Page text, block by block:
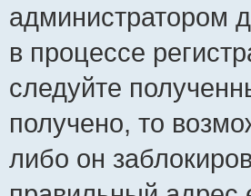
администратором
в процессе
следуйте
получено, то
либо он